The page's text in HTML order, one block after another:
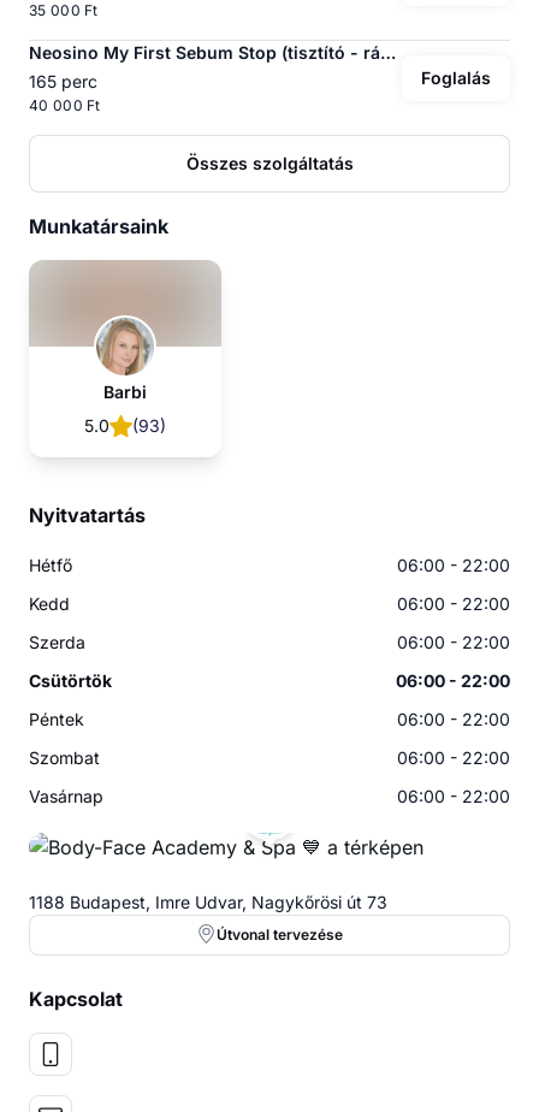
35 000 Ft
Neosino My First Sebum Stop (tisztító - ráncfeltöltő kezelés)
165 perc
40 000 Ft
Foglalás
Összes szolgáltatás
Munkatársaink
Barbi
5.0
(93)
Nyitvatartás
Hétfő
06:00 - 22:00
Kedd
06:00 - 22:00
Szerda
06:00 - 22:00
Csütörtök
06:00 - 22:00
Péntek
06:00 - 22:00
Szombat
06:00 - 22:00
Vasárnap
06:00 - 22:00
1188 Budapest, Imre Udvar, Nagykőrösi út 73
Útvonal tervezése
Kapcsolat